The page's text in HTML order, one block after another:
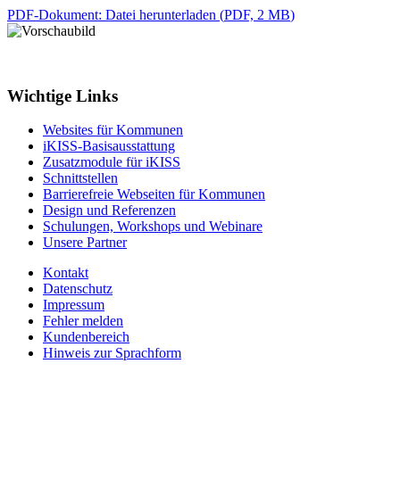
PDF-Dokument: Datei herunterladen (PDF, 2 MB)
Wichtige Links
Websites für Kommunen
iKISS-Basisausstattung
Zusatzmodule für iKISS
Schnittstellen
Barrierefreie Webseiten für Kommunen
Design und Referenzen
Schulungen, Workshops und Webinare
Unsere Partner
Kontakt
Datenschutz
Impressum
Fehler melden
Kundenbereich
Hinweis zur Sprachform